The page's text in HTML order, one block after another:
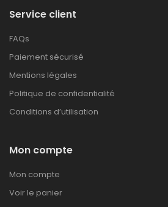
Service client
FAQs
Paiement sécurisé
Mentions légales
Politique de confidentialité
Conditions d’utilisation
Mon compte
Mon compte
Voir le panier